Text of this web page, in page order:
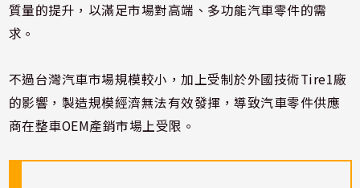
質量的提升，以滿足市場對高端、多功能汽車零件的需
求。
不過台灣汽車市場規模較小，加上受制於外國技術Tire1廠
的影響，製造規模經濟無法有效發揮，導致汽車零件供應
商在整車OEM產銷市場上受限。